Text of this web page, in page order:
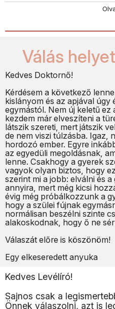
Válás
Kedves Doktornő!
Kérdésem a következő
kislányom és az apjával
egymástól. Nem új keletű
kezdem már elveszíteni a
látszik szereti, mert játszik
de nem viszi túlzásba. Igaz,
hordozó ember. Egyre
az egyedüli megoldásnak,
lenne. Csakhogy a gyerek
vagyok olyan biztos, hogy
szerint mi a jobb: elválni és
annyira, mert még kicsi
évig még próbálkozzunk a
hogy a szülei fújnak
normálisan beszélni szinte
alakoskodnak, hogy ő ne
Válaszát előre is köszönöm!
Egy elkeseredett anyuka
Kedves Levélíró!
Sajnos csak a
Önnek válaszolni, azt is